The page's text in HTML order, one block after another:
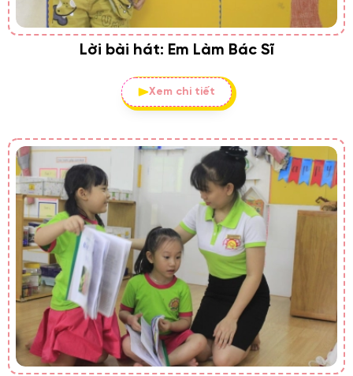
Lời bài hát: Em Làm Bác Sĩ
Xem chi tiết